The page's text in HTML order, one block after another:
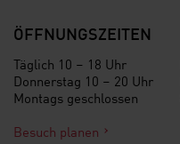
ÖFFNUNGSZEITEN
Täglich 10 – 18 Uhr
Donnerstag 10 – 20 Uhr
Montags geschlossen
Besuch planen